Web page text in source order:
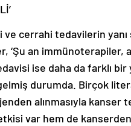
cerrahi tedavilerin yanı
‘Şu an
ise daha da farklı
durumda. Birçok
alınmasıyla kanser
var hem de